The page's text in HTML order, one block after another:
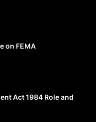
on FEMA
Act 1984 Role and